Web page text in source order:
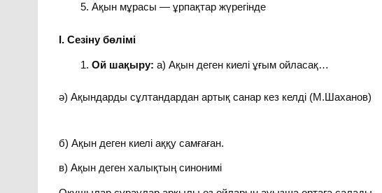
Ақын мұрасы — ұрпақтар жүрегінде
І. Сезіну бөлімі
Ой шақыру: а) Ақын деген киелі ұғым ойласақ…
ә) Ақындарды сұлтандардан артық санар кез келді (М.Шаханов)
б) Ақын деген киелі аққу самғаған.
в) Ақын деген халықтың синонимі